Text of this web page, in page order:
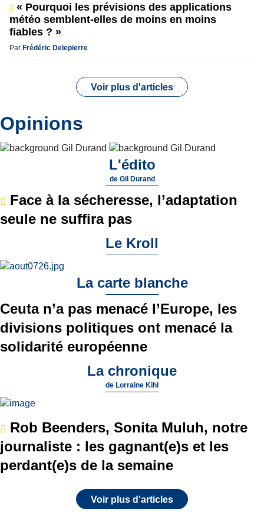
« Pourquoi les prévisions des applications
météo semblent-elles de moins en moins
fiables ? »
Par Frédéric Delepierre
Voir plus d'articles
Opinions
L'édito
de Gil Durand
Face à la sécheresse, l’adaptation
seule ne suffira pas
Le Kroll
La carte blanche
Ceuta n’a pas menacé l’Europe, les
divisions politiques ont menacé la
solidarité européenne
La chronique
de Lorraine Kihl
Rob Beenders, Sonita Muluh, notre
journaliste : les gagnant(e)s et les
perdant(e)s de la semaine
Voir plus d'articles